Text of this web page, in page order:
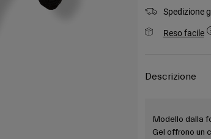
Spedizione
Reso facile
Descrizione
Modello dalla
Gel offrono un